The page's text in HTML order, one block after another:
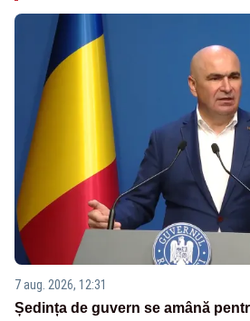
7 aug. 2026, 12:31
Ședința de guvern se amână